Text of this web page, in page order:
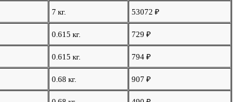
7 кг. 53072 ₽
0.615 кг. 729 ₽
0.615 кг. 794 ₽
0.68 кг. 907 ₽